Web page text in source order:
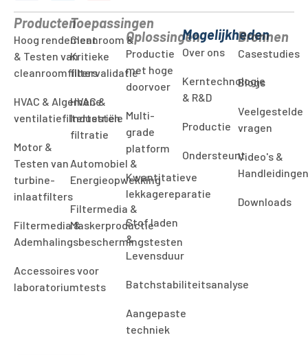
Producten
Hoog rendement
& Testen van
cleanroomfilters
HVAC & Algemene
ventilatiefiltertesten
Motor &
Testen van
turbine-
inlaatfilters
Filtermedia &
Ademhalingsbeschermingstesten
Accessoires voor
laboratoriumtests
Toepassingen
Cleanroom &
Kritieke
filtervalidatie
HVAC &
Industriële
filtratie
Automobiel &
Energieopwekking
Filtermedia &
Maskerproductie
Oplossingen
Productie
met hoge
doorvoer
Multi-
grade
platform
Kwantitatieve
lekkagereparatie
Stof laden
&
Levensduur
Batchstabiliteitsanalyse
Aangepaste
techniek
Mogelijkheden
Over ons
Kerntechnologie
& R&D
Productie
Ondersteunt
Bronnen
Casestudies
Blogs
Veelgestelde
vragen
Video's &
Downloads